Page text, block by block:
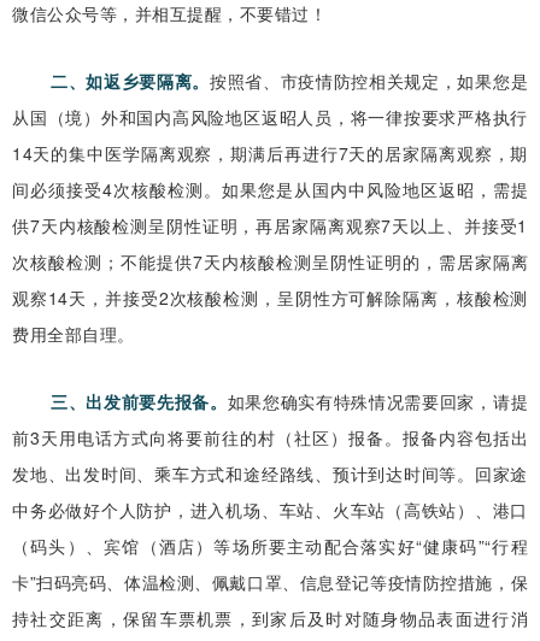
微信公众号等，并相互提醒，不要错过！
二、如返乡要隔离。按照省、市疫情防控相关规定，如果您是
从国（境）外和国内高风险地区返昭人员，将一律按要求严格执行
14天的集中医学隔离观察，期满后再进行7天的居家隔离观察，期
间必须接受4次核酸检测。如果您是从国内中风险地区返昭，需提
供7天内核酸检测呈阴性证明，再居家隔离观察7天以上、并接受1
次核酸检测；不能提供7天内核酸检测呈阴性证明的，需居家隔离
观察14天，并接受2次核酸检测，呈阴性方可解除隔离，核酸检测
费用全部自理。
三、出发前要先报备。 如果您确实有特殊情况需要回家，请提
前3天用电话方式向将要前往的村（社区）报备。报备内容包括出
发地、出发时间、乘车方式和途经路线、预计到达时间等。回家途
中务必做好个人防护，进入机场、车站、火车站（高铁站）、港口
（码头）、宾馆（酒店）等场所要主动配合落实好“健康码”“行程
卡”扫码亮码、体温检测、佩戴口罩、信息登记等疫情防控措施，保
持社交距离，保留车票机票，到家后及时对随身物品表面进行消